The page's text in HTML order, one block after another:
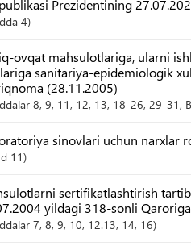
Prezidentining
4
ovqat mahsulotlariga, ularni
sanitariya-epidemiologik
(28.11.2005)
8, 9, 11 , 12, 13, 18-26, 29-31 ,
sinovlari uchun narxlar
11
sertifikatlashtirish
yildagi 318-sonli
7, 8, 9, 10, 12.13, 14, 16